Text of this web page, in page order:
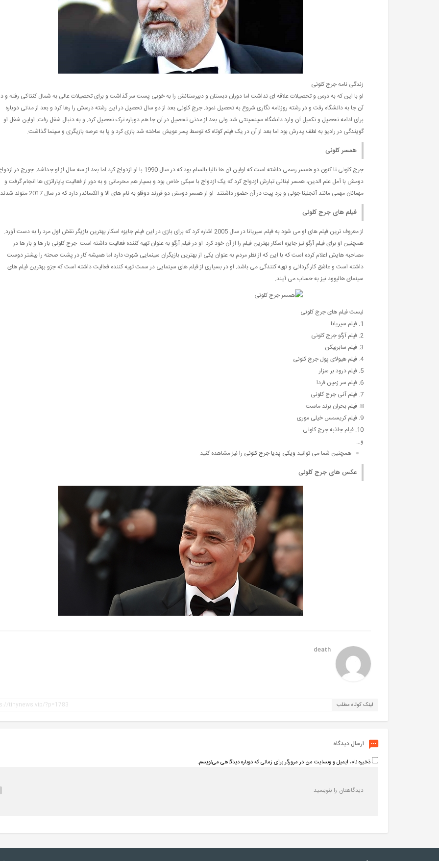
زندگی نامه جرج کلونی
او با این که به درس و تحصیلات علاقه ای نداشت اما دوران دبستان و دبیرستانش را به خوبی پست سر گذاشت و برای تحصیلات عالی به شمال کنتاکی رفته و
آن جا به دانشگاه رفت و در رشته روزنامه نگاری شروع به تحصیل نمود. جرج کلونی بعد از دو سال تحصیل در این رشته درسش را رها کرد و بعد از مدتی دوباره
برای ادامه تحصیل و تکمیل آن وارد دانشگاه سینسینتی شد ولی بعد از مدتی تحصیل در آن جا هم دوباره ترک تحصیل کرد. و به دنبال شغل رفت. اولین شغل او
گویندگی در رادیو به لطف پدرش بود اما بعد از آن در یک فیلم کوتاه که توسط پسر عویش ساخته شد بازی کرد و پا به عرصه بازیگری و سینما گذاشت.
همسر کلونی
جرج کلونی تا کنون دو همسر رسمی داشته است که اولین آن ها تالیا بالسام بود که در سال 1990 با او ازدواج کرد اما بعد از سه سال از او جداشد. جورج در
دومش با آمل علم الدین، همسر لبنانی تبارش ازدواج کرد که یک ازدواج با سبکی خاص بود و بسیار هم محرمانی و به دور از فعالیت پاپاراتزی ها انجام گرفت و
مهمانان مهمی مانند آنجلینا جولی و برد پیت در آن حضور داشتند. او از همسر دومش دو فرزند دوقلو به نام های الا و الکساندر دارد که در سال 2017 متولد شدند.
فیلم های جرج کلونی
از معروف ترین فیلم های او می شود به فیلم سیریانا در سال 2005 اشاره کرد که برای بازی در این فیلم جایزه اسکار بهترین بازیگر نقش اول مرد را به دست آورد.
همچنین او برای فیلم آرگو نیز جایزه اسکار بهترین فیلم را از آن خود کرد. او در فیلم آرگو به عنوان تهیه کننده فعالیت داشته است. جرج کلونی بار ها و بار ها در
مصاحبه هایش اعلام کرده است که با این که از نظر مردم به عنوان یکی از بهترین بازیگران سینمایی شهرت دارد اما همیشه کار در پشت صحنه را بیشتر دوست
داشته است و عاشق کار گردانی و تهیه کنندگی می باشد. او در بسیاری از فیلم های سینمایی در سمت تهیه کننده فعالیت داشته است که جزو بهترین فیلم های
سینمای هالیوود نیز به حساب می آیند.
لیست فیلم های جرج کلونی
1. فیلم سیریانا
2. فیلم آرگو جرج کلونی
3. فیلم سابربیکن
4. فیلم هیولای پول جرج کلونی
5. فیلم درود بر سزار
6. فیلم سر زمین فردا
7. فیلم آنی جرج کلونی
8. فیلم بحران برند ماست
9. فیلم کریسمس خیلی موری
10. فیلم جاذبه جرج کلونی
و…
همچنین شما می توانید ویکی پدیا جرج کلونی را نیز مشاهده کنید.
عکس های جرج کلونی
death
لینک کوتاه مطلب
ارسال دیدگاه
ذخیره نام، ایمیل و وبسایت من در مرورگر برای زمانی که دوباره دیدگاهی می‌نویسم.